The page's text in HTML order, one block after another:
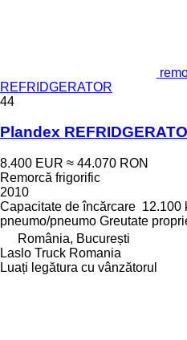
REFRIDGERATOR
44
Plandex
8.400 EUR ≈ 44.070 RON
Remorcă frigorific
2010
Capacitate de încărcare 12.100
pneumo/pneumo Greutate
România, București
Laslo Truck Romania
Luați legătura cu vânzătorul